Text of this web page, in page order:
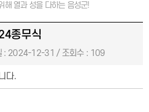
해 열과 성을 다하는 음성군!
종무식
: 2024-12-31 / 조회수 : 109
다.